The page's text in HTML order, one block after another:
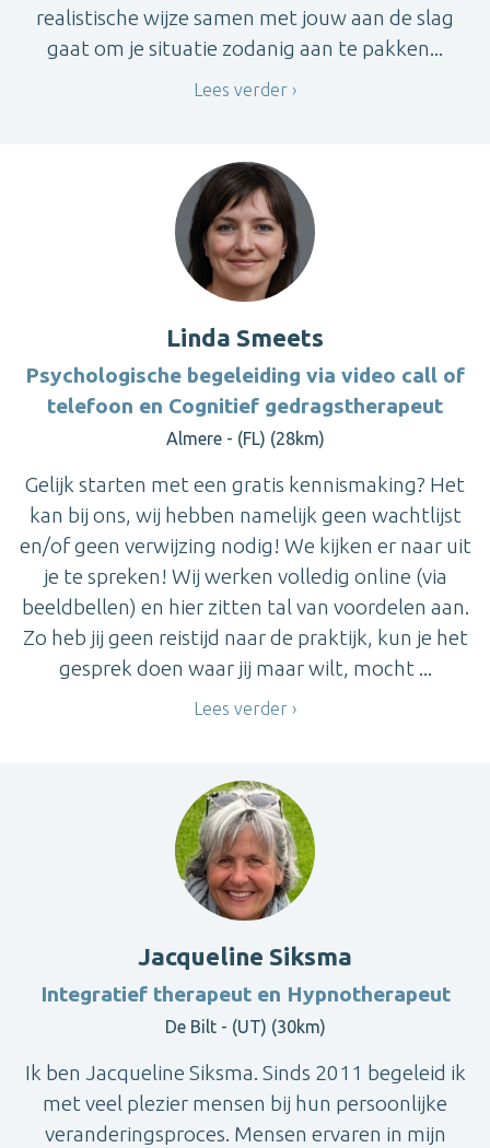
realistische wijze samen met jouw aan de slag
gaat om je situatie zodanig aan te pakken...
Lees verder
Linda Smeets
Psychologische begeleiding via video call of
telefoon en Cognitief gedragstherapeut
Almere - (FL) (28km)
Gelijk starten met een gratis kennismaking? Het
kan bij ons, wij hebben namelijk geen wachtlijst
en/of geen verwijzing nodig! We kijken er naar uit
je te spreken! Wij werken volledig online (via
beeldbellen) en hier zitten tal van voordelen aan.
Zo heb jij geen reistijd naar de praktijk, kun je het
gesprek doen waar jij maar wilt, mocht ...
Lees verder
Jacqueline Siksma
Integratief therapeut en Hypnotherapeut
De Bilt - (UT) (30km)
Ik ben Jacqueline Siksma. Sinds 2011 begeleid ik
met veel plezier mensen bij hun persoonlijke
veranderingsproces. Mensen ervaren in mijn